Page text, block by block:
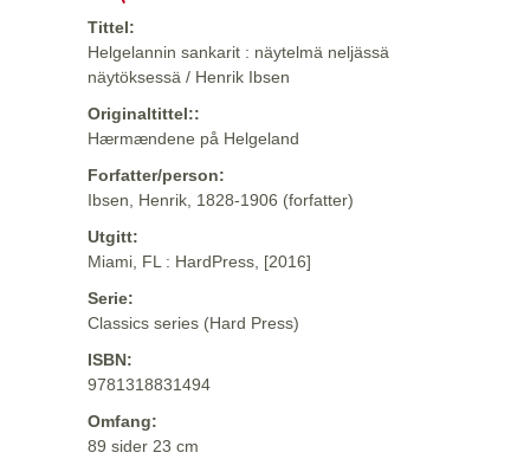
Tittel:
Helgelannin sankarit : näytelmä neljässä
näytöksessä / Henrik Ibsen
Originaltittel::
Hærmændene på Helgeland
Forfatter/person:
Ibsen, Henrik, 1828-1906 (forfatter)
Utgitt:
Miami, FL : HardPress, [2016]
Serie:
Classics series (Hard Press)
ISBN:
9781318831494
Omfang:
89 sider 23 cm